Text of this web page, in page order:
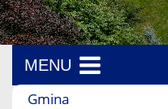
MENU
Menu boczne
Gmina